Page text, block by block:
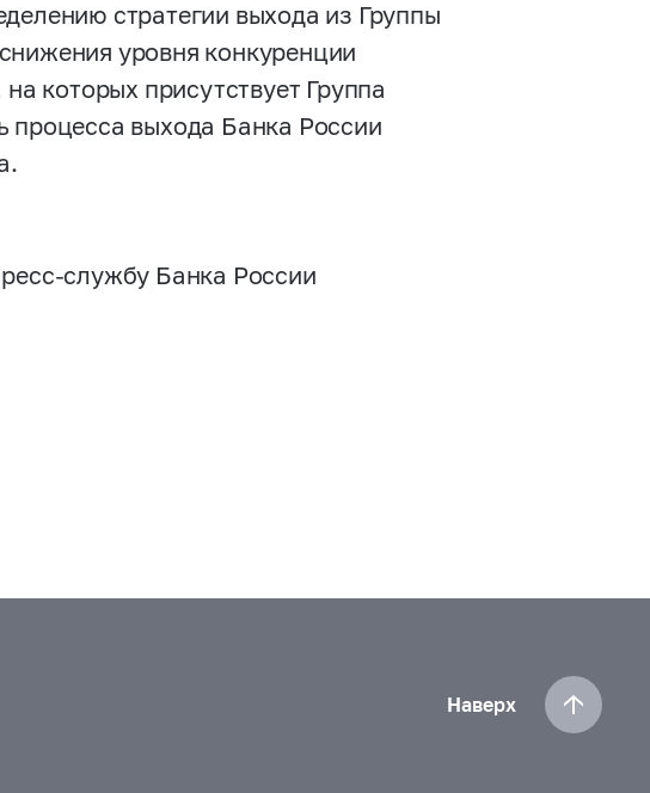
стратегии выхода из Группы
уровня конкуренции
которых присутствует Группа
выхода Банка России
службу Банка России
Наверх